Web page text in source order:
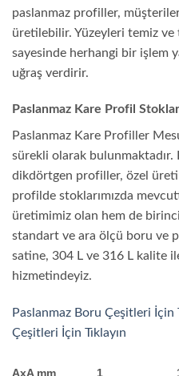
paslanmaz profiller,
üretilebilir. Yüzeyleri temiz ve
sayesinde herhangi bir işlem
uğraş verdirir.
Paslanmaz Kare Profil
Paslanmaz Kare Profiller
sürekli olarak bulunmaktadır.
dikdörtgen profiller, özel
profilde stoklarımızda
üretimimiz olan hem de
standart ve ara ölçü boru ve
satine, 304 L ve 316 L kalite
hizmetindeyiz.
Paslanmaz Boru Çeşitleri İçin
Çeşitleri İçin Tıklayın
AxA mm 1